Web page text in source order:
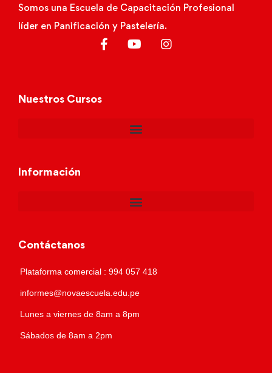
Somos una Escuela de Capacitación Profesional
líder en Panificación y Pastelería.
Nuestros Cursos
Información
Contáctanos
Plataforma comercial : 994 057 418
informes@novaescuela.edu.pe
Lunes a viernes de 8am a 8pm
Sábados de 8am a 2pm